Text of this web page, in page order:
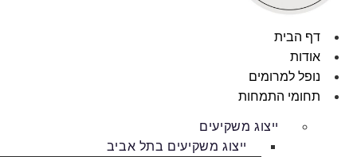
דף הבית
אודות
נופל למרומים
תחומי התמחות
ייצוג משקיעים
ייצוג משקיעים בתל אביב